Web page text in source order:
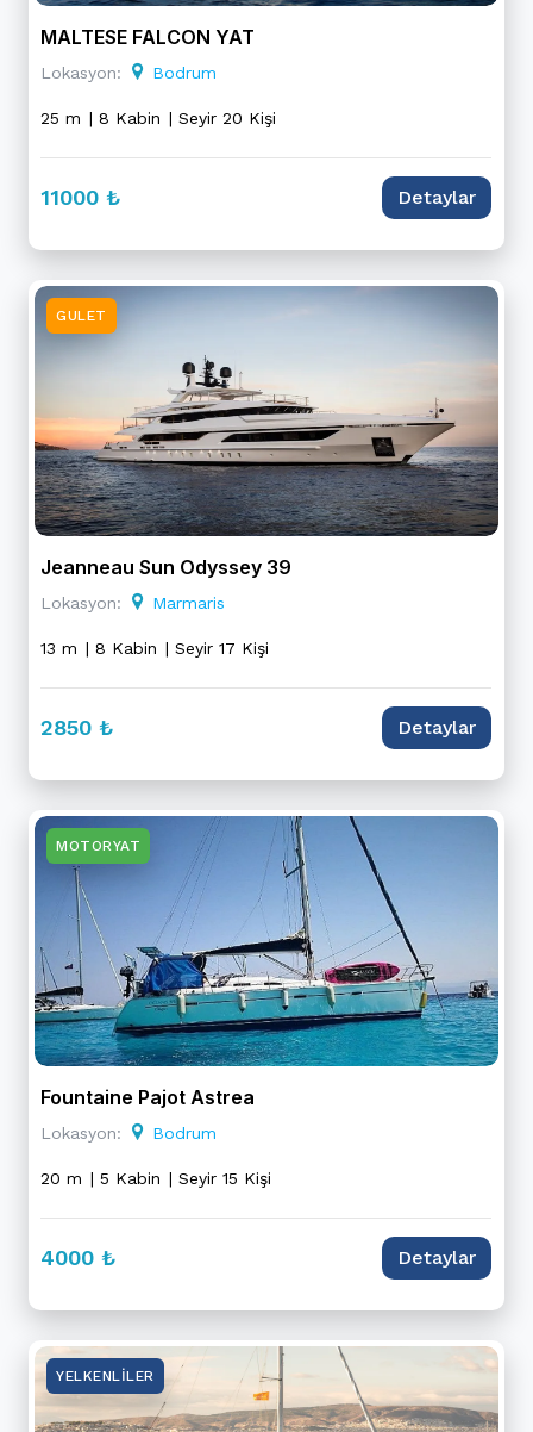
MALTESE FALCON YAT
Lokasyon: Bodrum
25 m | 8 Kabin | Seyir 20 Kişi
11000 ₺ Detaylar
GULET
Jeanneau Sun Odyssey 39
Lokasyon: Marmaris
13 m | 8 Kabin | Seyir 17 Kişi
2850 ₺ Detaylar
MOTORYAT
Fountaine Pajot Astrea
Lokasyon: Bodrum
20 m | 5 Kabin | Seyir 15 Kişi
4000 ₺ Detaylar
YELKENLILER